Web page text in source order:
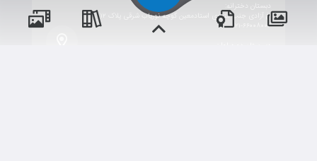
دبستان دخترانه:
خ آزادی جنب متروی استادمعین کوچه نوریاب شرقی پلاک ۱۲
۰۲۱-۶۶۰۰۸۰۰۶